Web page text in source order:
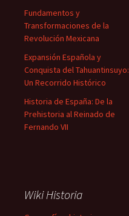
Fundamentos y
Transformaciones de la
Revolución Mexicana
Expansión Española y
Conquista del Tahuantinsuyo:
Un Recorrido Histórico
Historia de España: De la
Prehistoria al Reinado de
Fernando VII
Wiki Historia